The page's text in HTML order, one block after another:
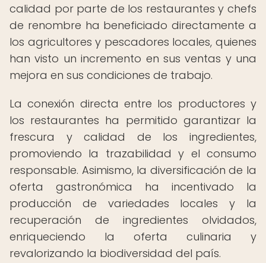
calidad por parte de los restaurantes y chefs
de renombre ha beneficiado directamente a
los agricultores y pescadores locales, quienes
han visto un incremento en sus ventas y una
mejora en sus condiciones de trabajo.
La conexión directa entre los productores y
los restaurantes ha permitido garantizar la
frescura y calidad de los ingredientes,
promoviendo la trazabilidad y el consumo
responsable. Asimismo, la diversificación de la
oferta gastronómica ha incentivado la
producción de variedades locales y la
recuperación de ingredientes olvidados,
enriqueciendo la oferta culinaria y
revalorizando la biodiversidad del país.